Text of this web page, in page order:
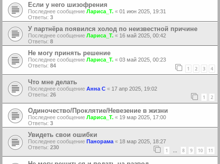
Если у него шизофрения
Последнее сообщение Лариса_Т. « 01 июн 2025, 19:31
Ответы: 3
У партнёра появился холод по неизвестной причине
Последнее сообщение Лариса_Т. « 16 май 2025, 00:42
Ответы: 8
Не могу принять решение
Последнее сообщение Лариса_Т. « 03 май 2025, 00:23
Ответы: 84 1 2 3 4
Что мне делать
Последнее сообщение Анна С « 17 апр 2025, 19:02
Ответы: 26 1 2
Одиночество/Проклятие/Невезение в жизни
Последнее сообщение Лариса_Т. « 19 мар 2025, 17:00
Ответы: 3
Увидеть свои ошибки
Последнее сообщение Панорама « 18 мар 2025, 18:27
Ответы: 230 1 … 8 9 10 11